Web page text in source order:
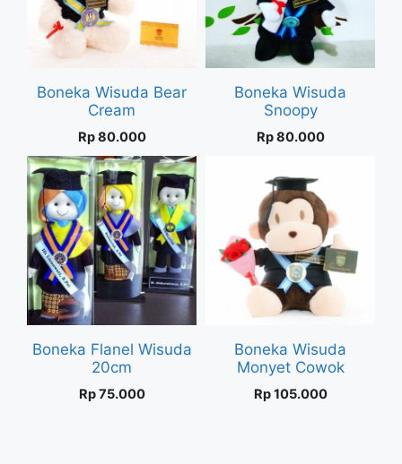
Boneka Wisuda Bear
Cream
Rp80.000
Boneka Wisuda
Snoopy
Rp80.000
Boneka Flanel Wisuda
20cm
Rp75.000
Boneka Wisuda
Monyet Cowok
Rp105.000